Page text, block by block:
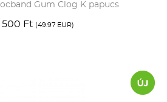
Gum Clog K papucs
500 Ft (49.97 EUR)